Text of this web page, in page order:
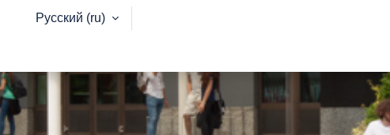
Русский ‎(ru)‎